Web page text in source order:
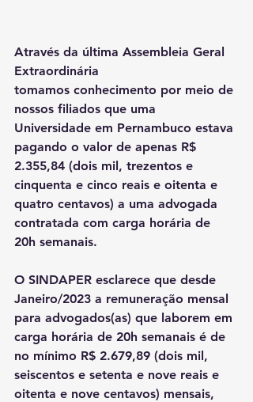
Através da última Assembleia Geral
Extraordinária
tomamos conhecimento por meio de
nossos filiados que uma
Universidade em Pernambuco estava
pagando o valor de apenas R$
2.355,84 (dois mil, trezentos e
cinquenta e cinco reais e oitenta e
quatro centavos) a uma advogada
contratada com carga horária de
20h semanais.
O SINDAPER esclarece que desde
Janeiro/2023 a remuneração mensal
para advogados(as) que laborem em
carga horária de 20h semanais é de
no mínimo R$ 2.679,89 (dois mil,
seiscentos e setenta e nove reais e
oitenta e nove centavos) mensais,